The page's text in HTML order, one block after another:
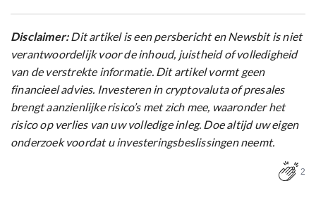
Disclaimer:Dit artikel is een persbericht en Newsbit is niet
verantwoordelijk voor de inhoud, juistheid of volledigheid
van de verstrekte informatie. Dit artikel vormt geen
financieel advies. Investeren in cryptovaluta of presales
brengt aanzienlijke risico’s met zich mee, waaronder het
risico op verlies van uw volledige inleg. Doe altijd uw eigen
onderzoek voordat u investeringsbeslissingen neemt.
2